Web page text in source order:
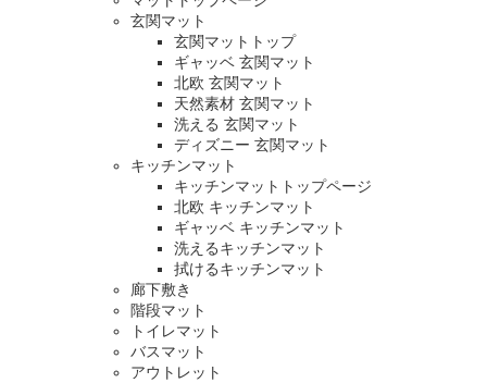
玄関マット
玄関マットトップ
ギャッベ 玄関マット
北欧 玄関マット
天然素材 玄関マット
洗える 玄関マット
ディズニー 玄関マット
キッチンマット
キッチンマットトップページ
北欧 キッチンマット
ギャッベ キッチンマット
洗えるキッチンマット
拭けるキッチンマット
廊下敷き
階段マット
トイレマット
バスマット
アウトレット